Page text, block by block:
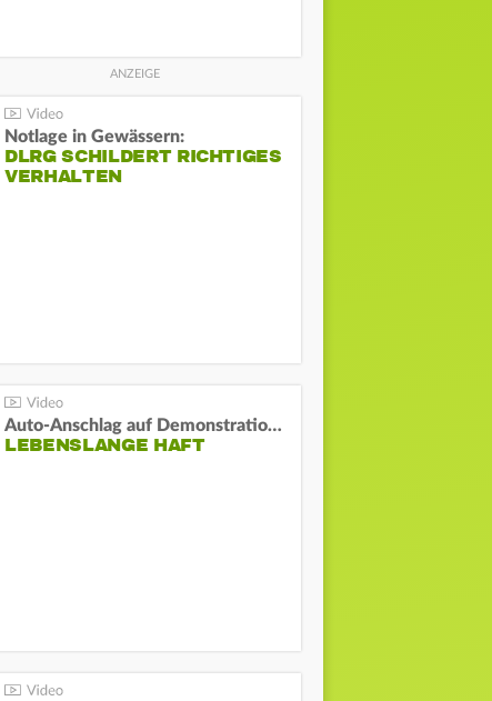
Notlage in Gewässern:
DLRG SCHILDERT RICHTIGES
VERHALTEN
Auto-Anschlag auf Demonstration in München:
LEBENSLANGE HAFT